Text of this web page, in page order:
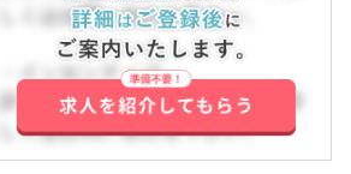
しくはお問い合わせ下さい。
・インセンティブ
詳しくはお問い合わせ下さい。詳
しくはお問い合わせ下さい。